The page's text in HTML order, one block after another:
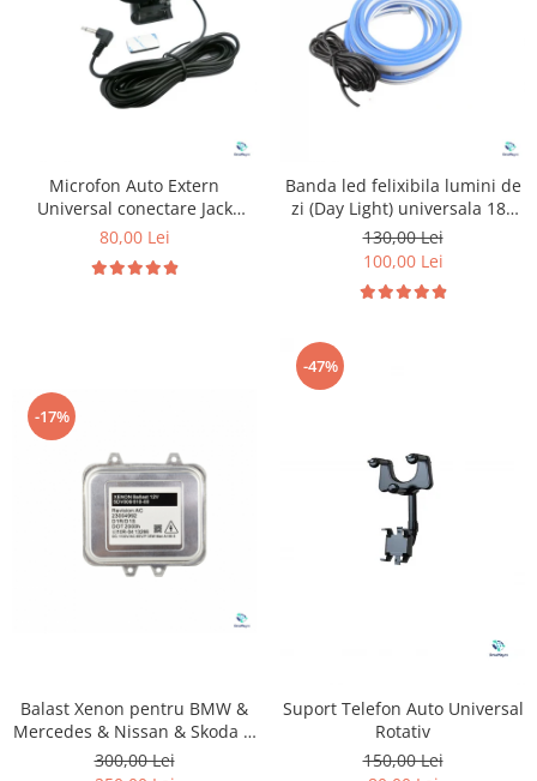
Microfon Auto Extern
Universal conectare Jack
3.5mm
80,00 Lei
Banda led felixibila lumini de
zi (Day Light) universala 180
cm
130,00 Lei
100,00 Lei
-17%
Balast Xenon pentru BMW &
Mercedes & Nissan & Skoda &
Opel
300,00 Lei
-47%
Suport Telefon Auto Universal
Rotativ
150,00 Lei